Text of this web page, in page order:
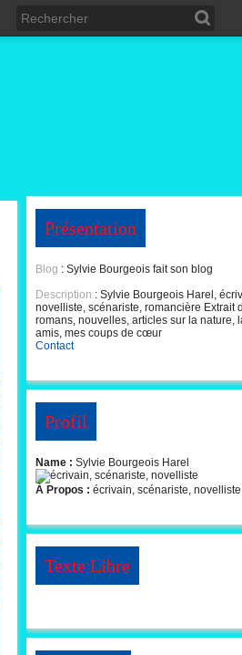
Présentation
Blog : Sylvie Bourgeois fait son blog
Description : Sylvie Bourgeois Harel,
novelliste, scénariste, romancière Extrait
romans, nouvelles, articles sur la nature,
amis, mes coups de cœur
Contact
Profil
Name : Sylvie Bourgeois Harel
À Propos : écrivain, scénariste, novelliste
Texte Libre